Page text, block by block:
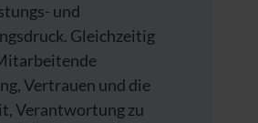
und
Gleichzeitig
Vertrauen und die
Verantwortung zu